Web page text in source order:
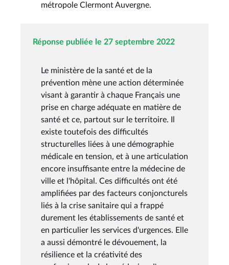
métropole Clermont Auvergne.
Réponse publiée le 27 septembre 2022
Le ministère de la santé et de la
prévention mène une action déterminée
visant à garantir à chaque Français une
prise en charge adéquate en matière de
santé et ce, partout sur le territoire. Il
existe toutefois des difficultés
structurelles liées à une démographie
médicale en tension, et à une articulation
encore insuffisante entre la médecine de
ville et l'hôpital. Ces difficultés ont été
amplifiées par des facteurs conjoncturels
liés à la crise sanitaire qui a frappé
durement les établissements de santé et
en particulier les services d'urgences. Elle
a aussi démontré le dévouement, la
résilience et la créativité des